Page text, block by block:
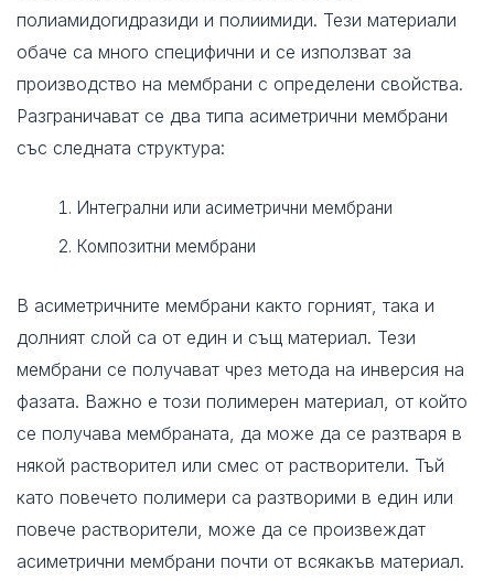
полиамидогидразиди и полиимиди. Тези материали
обаче са много специфични и се използват за
производство на мембрани с определени свойства.
Разграничават се два типа асиметрични мембрани
със следната структура:
Интегрални или асиметрични мембрани
Композитни мембрани
В асиметричните мембрани както горният, така и
долният слой са от един и същ материал. Тези
мембрани се получават чрез метода на инверсия на
фазата. Важно е този полимерен материал, от който
се получава мембраната, да може да се разтваря в
някой растворител или смес от растворители. Тъй
като повечето полимери са разтворими в един или
повече растворители, може да се произвеждат
асиметрични мембрани почти от всякакъв материал.